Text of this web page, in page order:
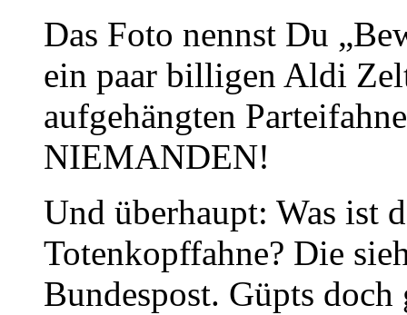
Das Foto nennst Du
ein paar billigen Aldi
aufgehängten
NIEMANDEN!
Und überhaupt: Was ist
Totenkopffahne? Die
Bundespost. Güpts